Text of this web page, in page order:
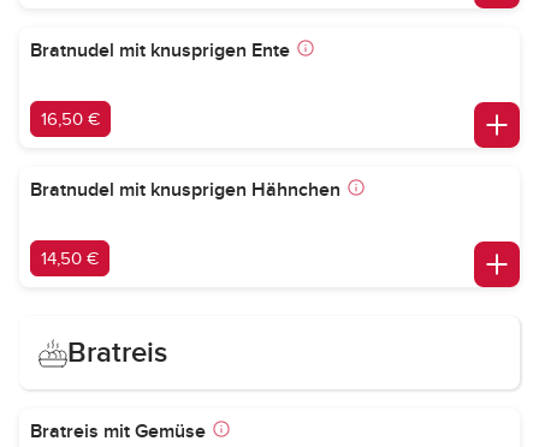
Bratnudel mit knusprigen Ente
16,50 €
Bratnudel mit knusprigen Hähnchen
14,50 €
Bratreis
Bratreis mit Gemüse